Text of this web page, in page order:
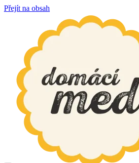
Přejít na obsah